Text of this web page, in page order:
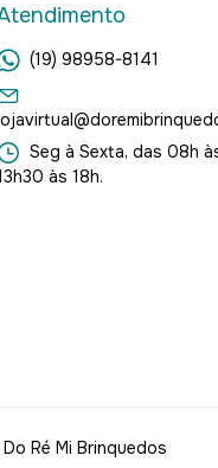
(19) 98958-8141
Seg à Sexta, das 08h
às 18h.
Ré Mi Brinquedos